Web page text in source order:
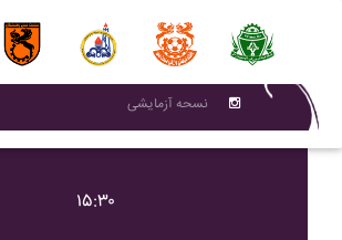
نسحه آزمایشی
۱۵:۳۰